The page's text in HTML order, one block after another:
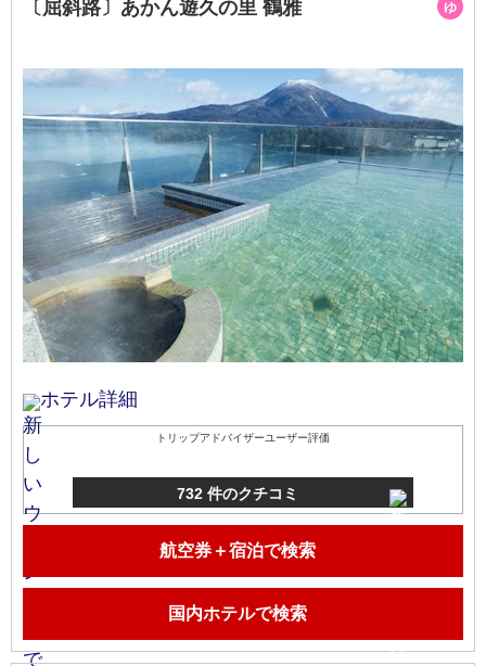
〔屈斜路〕あかん遊久の里 鶴雅 ゆ
ホテル詳細
トリップアドバイザーユーザー評価
732 件のクチコミ
航空券＋宿泊で検索
国内ホテルで検索